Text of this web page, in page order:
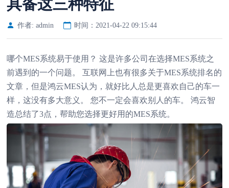
具备这三种特征
作者: admin 时间：2021-04-22 09:15:44
哪个MES系统易于使用？ 这是许多公司在选择MES系统之
前遇到的一个问题。 互联网上也有很多关于MES系统排名的
文章，但是鸿云MES认为，就好比人总是更喜欢自己的车一
样，这没有多大意义。 您不一定会喜欢别人的车。 鸿云智
造总结了3点，帮助您选择更好用的MES系统。